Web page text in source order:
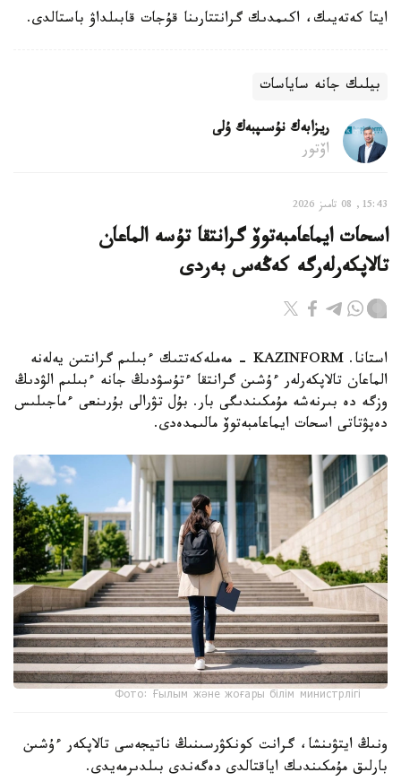
ايتا كەتەيىك، اكىمدىك گرانتتارىنا قۇجات قابىلداۋ باستالدى.
بيلىك جانە ساياسات
ريزابەك نۇسىپبەك ۇلى
اۆتور
15:43, 08 تامىز 2026
اسحات ايماعامبەتوۆ گرانتقا تۇسە الماعان
تالاپكەرلەرگە كەڭەس بەردى
استانا. KAZINFORM - مەملەكەتتىك ءبىلىم گرانتىن يەلەنە
الماعان تالاپكەرلەر ءۇشىن گرانتقا ءتۇسۋدىڭ جانە ءبىلىم الۋدىڭ
وزگە دە بىرنەشە مۇمكىندىگى بار. بۇل تۋرالى بۇرىنعى ءماجىلىس
دەپۋتاتى اسحات ايماعامبەتوۆ مالىمدەدى.
Фото: Ғылым және жоғары білім министрлігі
ونىڭ ايتۋىنشا، گرانت كونكۋرسىنىڭ ناتيجەسى تالاپكەر ءۇشىن
بارلىق مۇمكىندىك اياقتالدى دەگەندى بىلدىرمەيدى.